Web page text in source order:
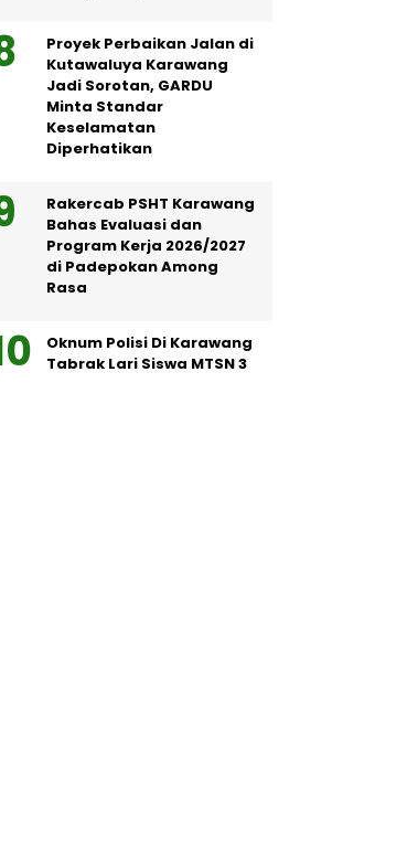
Proyek Perbaikan Jalan di
Kutawaluya Karawang
Jadi Sorotan, GARDU
Minta Standar
Keselamatan
Diperhatikan
Rakercab PSHT Karawang
Bahas Evaluasi dan
Program Kerja 2026/2027
di Padepokan Among
Rasa
Oknum Polisi Di Karawang
Tabrak Lari Siswa MTSN 3